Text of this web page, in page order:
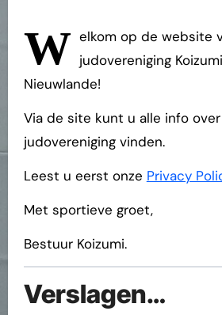
W elkom op de website
judovereniging
Nieuwlande!
Via de site kunt u alle info
judovereniging vinden.
Leest u eerst onze Privacy
Met sportieve groet,
Bestuur Koizumi.
Verslagen…